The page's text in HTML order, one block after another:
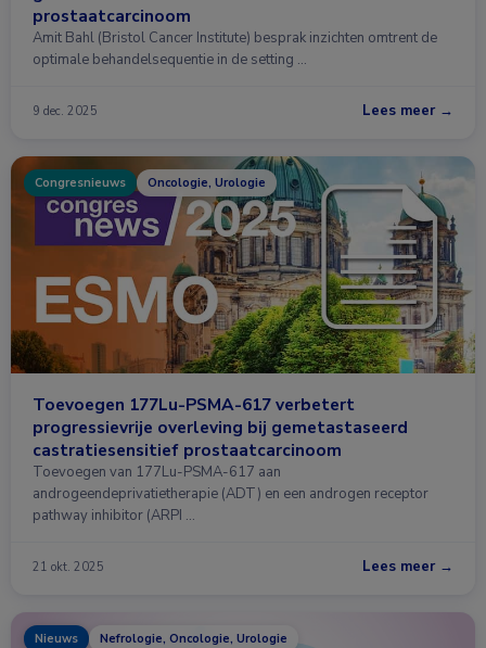
prostaatcarcinoom
Amit Bahl (Bristol Cancer Institute) besprak inzichten omtrent de
optimale behandelsequentie in de setting …
9 dec. 2025 Lees meer →
Congresnieuws Oncologie, Urologie
Toevoegen 177Lu-PSMA-617 verbetert
progressievrije overleving bij gemetastaseerd
castratiesensitief prostaatcarcinoom
Toevoegen van 177Lu-PSMA-617 aan
androgeendeprivatietherapie (ADT) en een androgen receptor
pathway inhibitor (ARPI …
21 okt. 2025 Lees meer →
Nieuws Nefrologie, Oncologie, Urologie